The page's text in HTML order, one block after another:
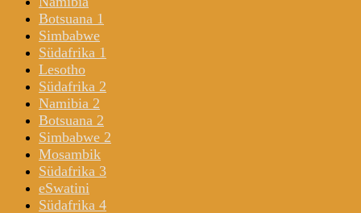
Botsuana 1
Simbabwe
Südafrika 1
Lesotho
Südafrika 2
Namibia 2
Botsuana 2
Simbabwe 2
Mosambik
Südafrika 3
eSwatini
Südafrika 4